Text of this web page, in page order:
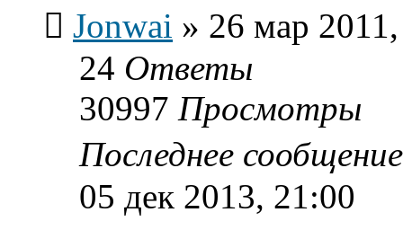
Jonwai » 26 мар
24 Ответы
30997 Просмотры
Последнее
05 дек 2013, 21:00